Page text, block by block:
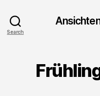
Search